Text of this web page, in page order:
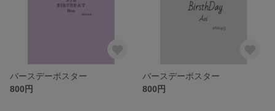
バースデーポスター
800円
バースデーポスター
800円